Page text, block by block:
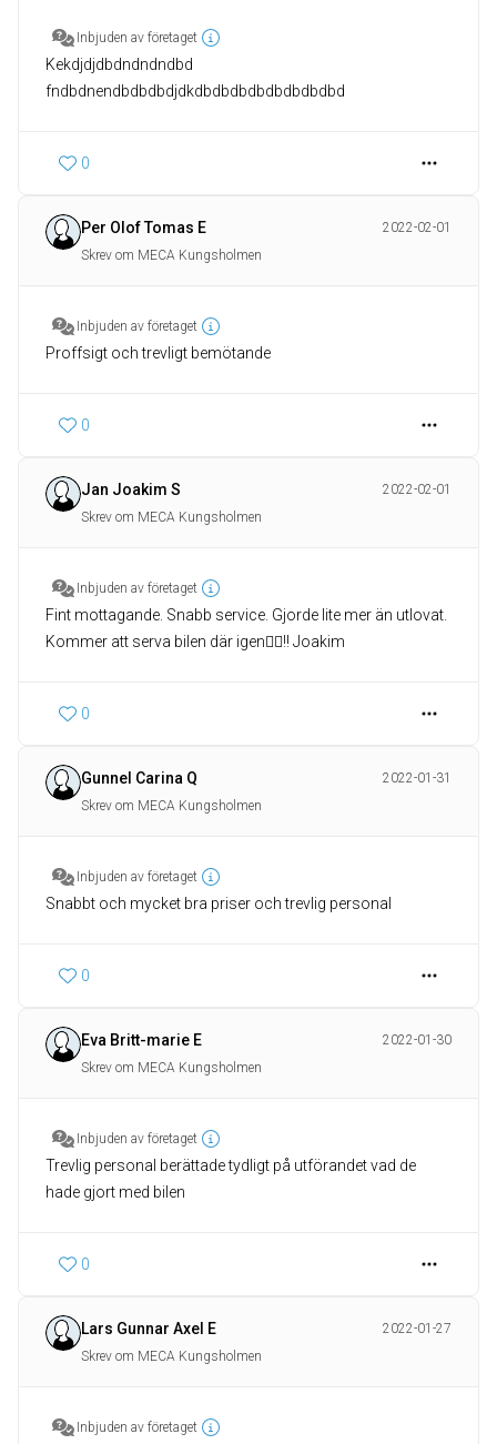
Inbjuden av företaget
Kekdjdjdbdndndndbd
fndbdnendbdbdbdjdkdbdbdbdbdbdbdbdbd
0
Per Olof Tomas E
2022-02-01
Skrev om MECA Kungsholmen
Inbjuden av företaget
Proffsigt och trevligt bemötande
0
Jan Joakim S
2022-02-01
Skrev om MECA Kungsholmen
Inbjuden av företaget
Fint mottagande. Snabb service. Gjorde lite mer än utlovat.
Kommer att serva bilen där igen👍🏼!! Joakim
0
Gunnel Carina Q
2022-01-31
Skrev om MECA Kungsholmen
Inbjuden av företaget
Snabbt och mycket bra priser och trevlig personal
0
Eva Britt-marie E
2022-01-30
Skrev om MECA Kungsholmen
Inbjuden av företaget
Trevlig personal berättade tydligt på utförandet vad de
hade gjort med bilen
0
Lars Gunnar Axel E
2022-01-27
Skrev om MECA Kungsholmen
Inbjuden av företaget